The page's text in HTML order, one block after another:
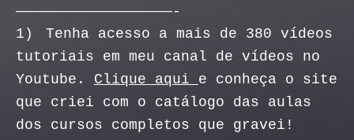
——————————————————-
1)
Tenha acesso a mais de 380 vídeos
tutoriais em meu canal de vídeos no
Youtube. Clique aqui e conheça o site
que criei com o catálogo das aulas
dos cursos completos que gravei!